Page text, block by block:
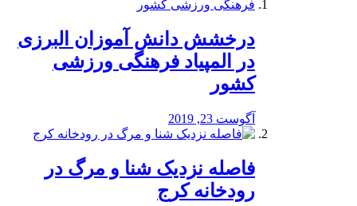
درخشش دانش آموزان البرزی
در المپیاد فرهنگی ورزشی
کشور
آگوست 23, 2019
️فاصله نزدیک شنا و مرگ در
رودخانه کرج